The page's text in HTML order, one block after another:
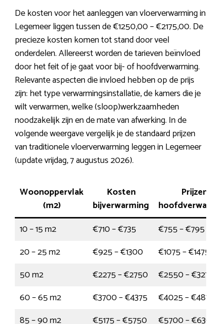
De kosten voor het aanleggen van vloerverwarming in
Legemeer liggen tussen de €1250,00 – €2175,00. De
precieze kosten komen tot stand door veel
onderdelen. Allereerst worden de tarieven beïnvloed
door het feit of je gaat voor bij- of hoofdverwarming.
Relevante aspecten die invloed hebben op de prijs
zijn: het type verwarmingsinstallatie, de kamers die je
wilt verwarmen, welke (sloop)werkzaamheden
noodzakelijk zijn en de mate van afwerking. In de
volgende weergave vergelijk je de standaard prijzen
van traditionele vloerverwarming leggen in Legemeer
(update vrijdag, 7 augustus 2026).
Woonoppervlak
(m2)
Kosten
bijverwarming
Prijzen
10 – 15 m2
€710 – €735
€755 – €795
20 – 25 m2
€925 – €1300
€1075 – €1475
50 m2
€2275 – €2750
€2550 – €3275
60 – 65 m2
€3700 – €4375
€4025 – €4875
85 – 90 m2
€5175 – €5750 €5700 – €6300